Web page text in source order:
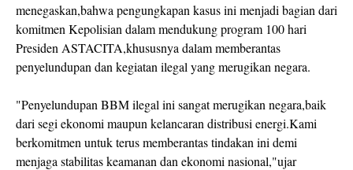
menegaskan,bahwa pengungkapan kasus ini menjadi bagian dari
komitmen Kepolisian dalam mendukung program 100 hari
Presiden ASTACITA,khususnya dalam memberantas
penyelundupan dan kegiatan ilegal yang merugikan negara.
"Penyelundupan BBM ilegal ini sangat merugikan negara,baik
dari segi ekonomi maupun kelancaran distribusi energi.Kami
berkomitmen untuk terus memberantas tindakan ini demi
menjaga stabilitas keamanan dan ekonomi nasional,"ujar